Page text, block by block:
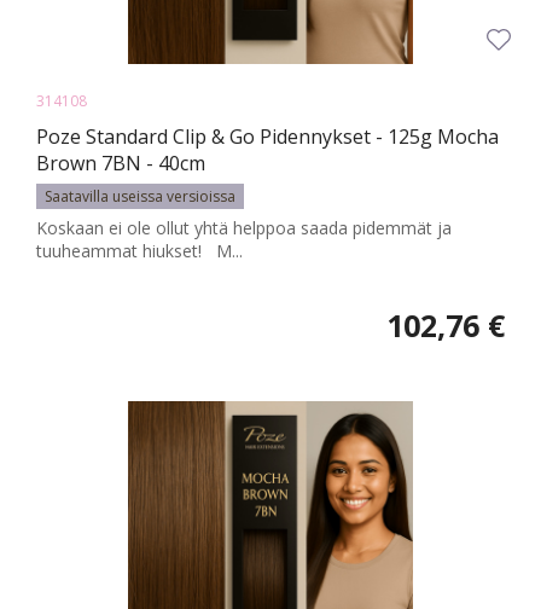
314108
Poze Standard Clip & Go Pidennykset - 125g Mocha
Brown 7BN - 40cm
Saatavilla useissa versioissa
Koskaan ei ole ollut yhtä helppoa saada pidemmät ja
tuuheammat hiukset! M...
102,76 €